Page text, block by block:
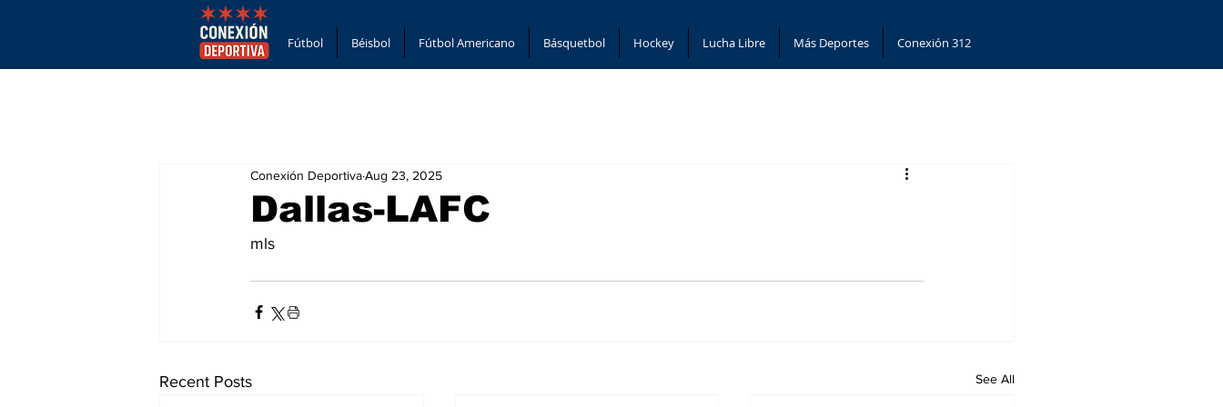
Fútbol Béisbol Fútbol Americano Básquetbol Hockey Lucha Libre Más Deportes Conexión 312
Dallas-LAFC
Conexión DeportivaAug 23, 2025
mls
Recent Posts See All